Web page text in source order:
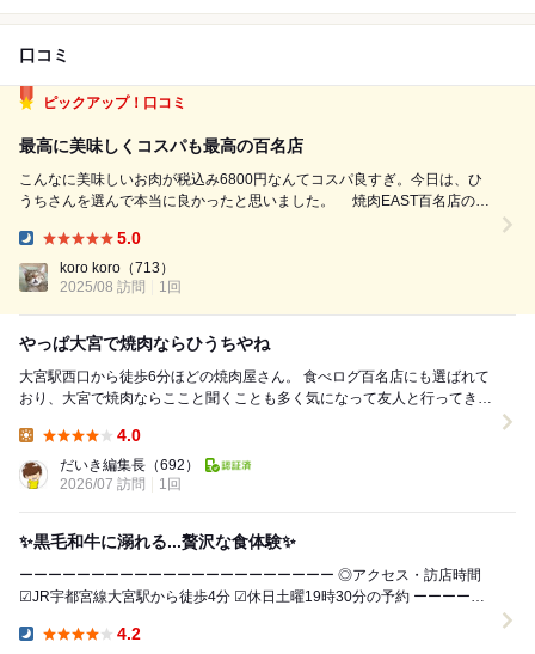
口コミ
ピックアップ！口コミ
最高に美味しくコスパも最高の百名店
こんなに美味しいお肉が税込み6800円なんてコスパ良すぎ。今日は、ひ
うちさんを選んで本当に良かったと思いました。 焼肉EAST百名店の炭
を予約したので、滞在中に満席になりました。人気ありますね。 注文し
たのは、税込...
5.0
koro koro （713）
2025/08 訪問
1回
やっぱ大宮で焼肉ならひうちやね
大宮駅西口から徒歩6分ほどの焼肉屋さん。 食べログ百名店にも選ばれて
おり、大宮で焼肉ならここと聞くことも多く気になって友人と行ってきま
4.0
だいき編集長 （692）
2026/07 訪問
1回
✨黒毛和牛に溺れる...贅沢な食体験✨
ーーーーーーーーーーーーーーーーーーーーーー ◎アクセス・訪店時間
☑︎JR宇都宮線大宮駅から徒歩4分 ☑︎休日土曜19時30分の予約 ーーーーー
4.2